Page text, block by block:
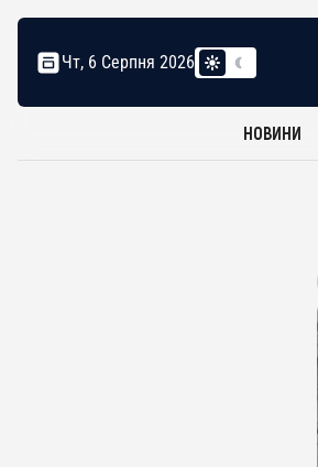
Чт, 6 Серпня 2026
НОВИНИ